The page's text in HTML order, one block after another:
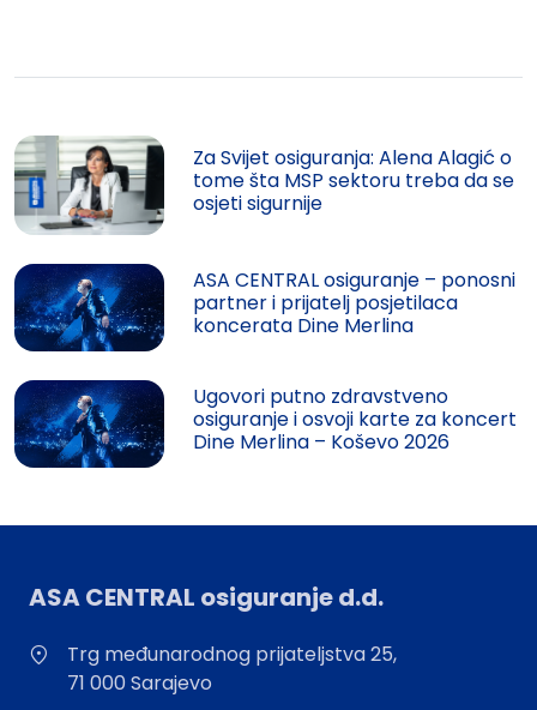
Za Svijet osiguranja: Alena Alagić o
tome šta MSP sektoru treba da se
osjeti sigurnije
ASA CENTRAL osiguranje – ponosni
partner i prijatelj posjetilaca
koncerata Dine Merlina
Ugovori putno zdravstveno
osiguranje i osvoji karte za koncert
Dine Merlina – Koševo 2026
ASA CENTRAL osiguranje d.d.
Trg međunarodnog prijateljstva 25,
71 000 Sarajevo